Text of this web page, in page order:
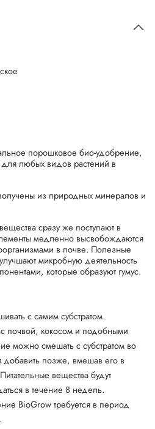
порошковое био-удобрение,
любых видов растений в
из природных минералов и
сразу же поступают в
медленно высвобождаются
в почве. Полезные
микробную деятельность
которые образуют гумус.
с самим субстратом.
почвой, кокосом и подобными
можно смешать с субстратом во
позже, вмешав его в
вещества будут
в течение 8 недель.
BioGrow требуется в период